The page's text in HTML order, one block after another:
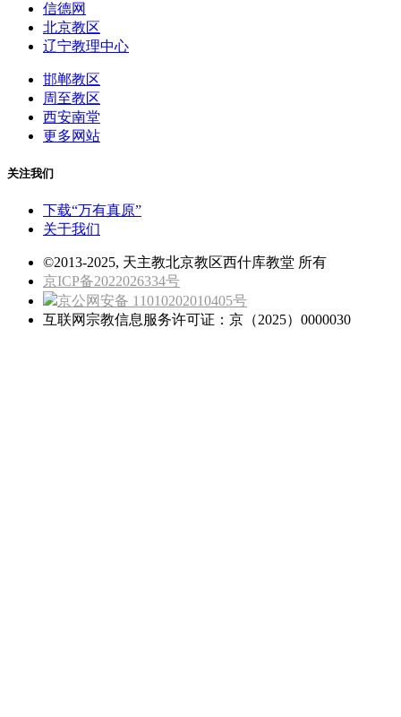
信德网
北京教区
辽宁教理中心
邯郸教区
周至教区
西安南堂
更多网站
关注我们
下载“万有真原”
关于我们
©2013-2025, 天主教北京教区西什库教堂 所有
京ICP备2022026334号
京公网安备 11010202010405号
互联网宗教信息服务许可证：京（2025）0000030